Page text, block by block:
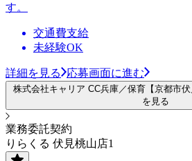
す。
交通費支給
未経験OK
詳細を見る 応募画面に進む
株式会社キャリア CC兵庫／保育【京都市
を見る
業務委託契約
りらくる 伏見桃山店1